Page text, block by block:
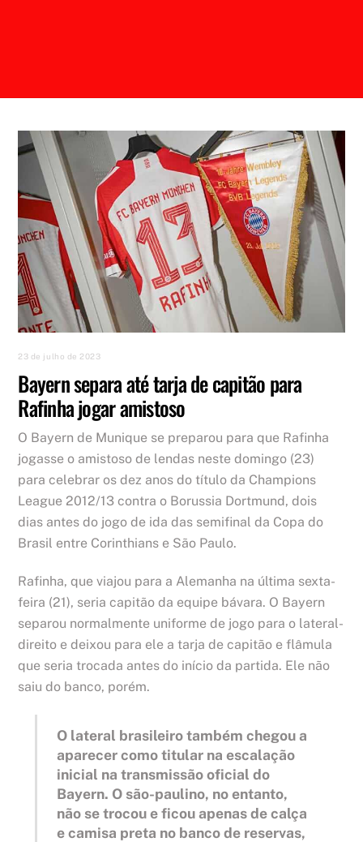
23 de julho de 2023
Bayern separa até tarja de capitão para
Rafinha jogar amistoso
O Bayern de Munique se preparou para que Rafinha
jogasse o amistoso de lendas neste domingo (23)
para celebrar os dez anos do título da Champions
League 2012/13 contra o Borussia Dortmund, dois
dias antes do jogo de ida das semifinal da Copa do
Brasil entre Corinthians e São Paulo.
Rafinha, que viajou para a Alemanha na última sexta-
feira (21), seria capitão da equipe bávara. O Bayern
separou normalmente uniforme de jogo para o lateral-
direito e deixou para ele a tarja de capitão e flâmula
que seria trocada antes do início da partida. Ele não
saiu do banco, porém.
O lateral brasileiro também chegou a
aparecer como titular na escalação
inicial na transmissão oficial do
Bayern. O são-paulino, no entanto,
não se trocou e ficou apenas de calça
e camisa preta no banco de reservas,